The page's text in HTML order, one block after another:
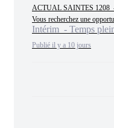
ACTUAL SAINTES 1208
Vous recherchez une
Intérim - Temps
Publié il y a 10 jours